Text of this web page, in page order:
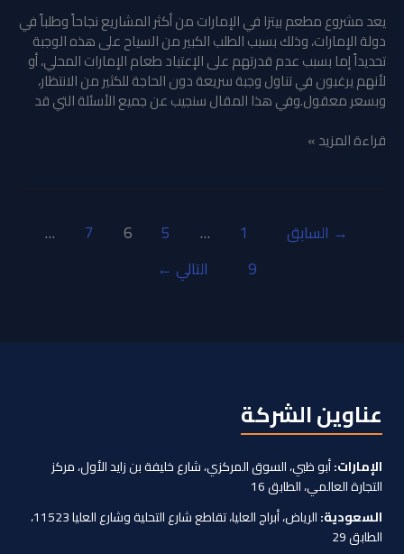
يعد مشروع مطعم بيتزا في الإمارات من أكثر المشاريع نجاحاً وطلباً في
دولة الإمارات، وذلك بسبب الطلب الكبير من السياح على هذه الوجبة
تحديداً إما بسبب عدم قدرتهم على الإعتياد طعام الإمارات المحلي، أو
لأنهم يرغبون في تناول وجبة سريعة دون الحاجة للكثير من الانتظار،
وبسعر معقول.وفي هذا المقال سنجيب عن جميع الأسئلة التي قد
قراءة المزيد »
→ السابق 1
…
5
6
7
…
9
التالي ←
عناوين الشركة
الإمارات:أبو ظبي، السوق المركزي، شارع خليفة بن زايد الأول، مركز
التجارة العالمي، الطابق 16
السعودية:
الرياض، أبراج العليا، تقاطع شارع التحلية وشارع العليا 11523،
الطابق 29